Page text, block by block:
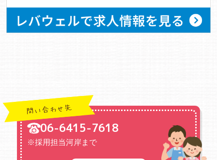
問い合わせ先
06-6415-7618
※採用担当河岸まで